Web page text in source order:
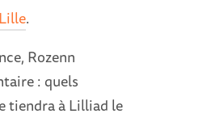
.
Rozenn
: quels
tiendra à Lilliad le